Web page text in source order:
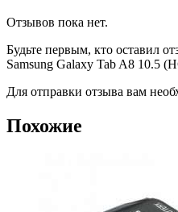
Отзывов пока нет.
Будьте первым, кто оставил
Samsung Galaxy Tab A8 10.5
Для отправки отзыва вам
Похожие